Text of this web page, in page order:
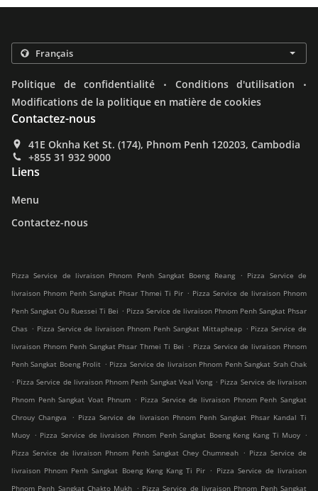
Politique de confidentialité . Conditions d'utilisation .
Modifications de la politique en matière de cookies
Contactez-nous
41E Oknha Ket St. (174), Phnom Penh 120203, Cambodia
+855 31 932 9000
Liens
Menu
Contactez-nous
Pizza Service de livraison Phnom Penh Sangkat Boeng Reang . Pizza Service de
livraison Phnom Penh Sangkat Phsar Thmei Ti Pir . Pizza Service de livraison Phnom
Penh Sangkat Ou Ruessei Ti Bei . Pizza Service de livraison Phnom Penh Sangkat Phsar
Chas . Pizza Service de livraison Phnom Penh Sangkat Mittapheap . Pizza Service de
livraison Phnom Penh Sangkat Phsar Thmei Ti Bei . Pizza Service de livraison Phnom
Penh Sangkat Boeng Prolit . Pizza Service de livraison Phnom Penh Sangkat Srah Chak
. Pizza Service de livraison Phnom Penh Sangkat Veal Vong . Pizza Service de livraison
Phnom Penh Sangkat Voat Phnum . Pizza Service de livraison Phnom Penh Sangkat
Chrouy Changva
. Pizza Service de livraison Phnom Penh Sangkat Phsar Kandal Ti
Muoy . Pizza Service de livraison Phnom Penh Sangkat Boeng Keng Kang Ti Muoy .
Pizza Service de livraison Phnom Penh Sangkat Chey Chumneah . Pizza Service de
livraison Phnom Penh Sangkat Boeng Keng Kang Ti Pir . Pizza Service de livraison
Phnom Penh Sangkat Chakto Mukh . Pizza Service de livraison Phnom Penh Sangkat